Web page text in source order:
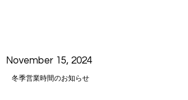
November 15, 2024
冬季営業時間のお知らせ